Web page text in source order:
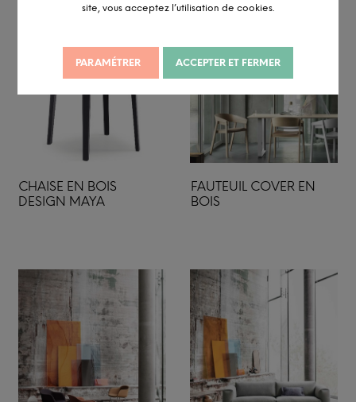
site, vous acceptez l’utilisation de cookies.
PARAMÉTRER ACCEPTER ET FERMER
CHAISE EN BOIS
DESIGN MAYA
FAUTEUIL COVER EN
BOIS